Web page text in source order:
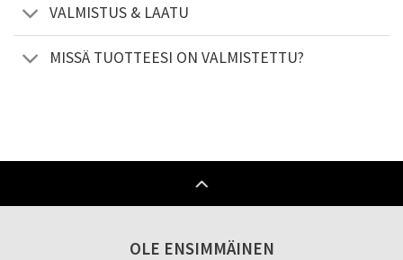
VALMISTUS & LAATU
MISSÄ TUOTTEESI ON VALMISTETTU?
OLE ENSIMMÄINEN